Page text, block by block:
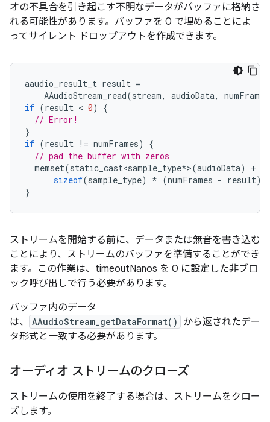
オの不具合を引き起こす不明なデータがバッファに格納さ
れる可能性があります。バッファを 0 で埋めることによ
ってサイレント ドロップアウトを作成できます。
aaudio_result_t result =
AAudioStream_read(stream, audioData, numFrames
if (result < 0)
{
// Error!
}
if (result != numFrames)
{
// pad the buffer with zeros
memset(static_cast<sample_type*>(audioData) +
sizeof(sample_type) * (numFrames - result)
}
ストリームを開始する前に、データまたは無音を書き込む
ことにより、ストリームのバッファを準備することができ
ます。この作業は、timeoutNanos を 0 に設定した非ブロ
ック呼び出しで行う必要があります。
バッファ内のデータ
は、
AAudioStream_getDataFormat()
から返されたデー
タ形式と一致する必要があります。
オーディオ ストリームのクローズ
ストリームの使用を終了する場合は、ストリームをクロー
ズします。